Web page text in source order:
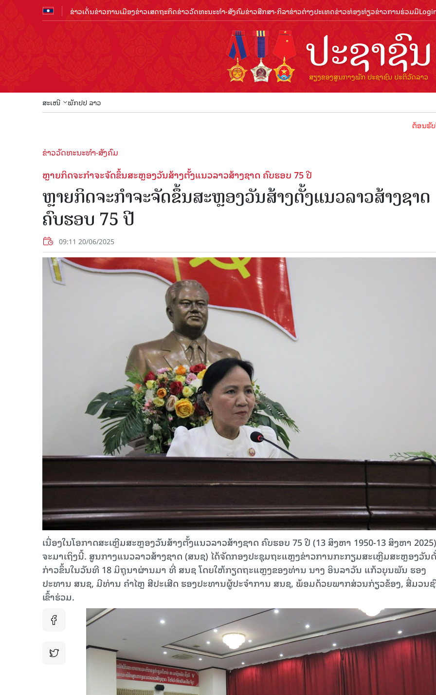
ຂ່າວເດັ່ນຂ່າວການເມືອງຂ່າວເສດຖະກິດຂ່າວວັດທະນະທຳ-ສັງຄົມຂ່າວສືກສາ-ກິລາຂ່າວຕ່າງປະເທດຂ່າວທ່ອງທ່ຽວຂ່າວການຮ່ວມມື
ສະເໜີ ພັກປປ ລາວ
ຕ້ອນຮັບປີທ່ອງ
ຂ່າວວັດທະນະທຳ-ສັງຄົມ
ຫຼາຍກິດຈະກໍາຈະຈັດຂຶ້ນສະຫຼອງວັນສ້າງຕັ້ງແນວລາວສ້າງຊາດ ຄົບຮອບ 75 ປີ
ຫຼາຍກິດຈະກໍາຈະຈັດຂຶ້ນສະຫຼອງວັນສ້າງຕັ້ງແນວລາວສ້າງຊາດ
ຄົບຮອບ 75 ປີ
09:11 20/06/2025
ເນື່ອງໃນໂອກາດສະເຫຼີມສະຫຼອງວັນສ້າງຕັ້ງແນວລາວສ້າງຊາດ ຄົບຮອບ 75 ປີ (13 ສິງຫາ 1950-13 ສິງຫາ
ຈະມາເຖິງນີ້. ສູນກາງແນວລາວສ້າງຊາດ (ສນຊ) ໄດ້ຈັດກອງປະຊຸມຖະແຫຼງຂ່າວການກະກຽມສະເຫຼີມສະຫຼອງວັນ
ກ່າວຂຶ້ນໃນວັນທີ 18 ມິຖຸນາຜ່ານມາ ທີ່ ສນຊ ໂດຍໃຫ້ກຽດຖະແຫຼງຂອງທ່ານ ນາງ ອິນລາວັນ ແກ້ວບຸນພັນ ຮອງ
ປະທານ ສນຊ, ມີທ່ານ ຄໍາໄຫຼ ສີປະເສີດ ຮອງປະທານຜູ້ປະຈໍາການ ສນຊ, ພ້ອມດ້ວຍພາກສ່ວນກ່ຽວຂ້ອງ, ສື່ມວນ
ເຂົ້າຮ່ວມ.